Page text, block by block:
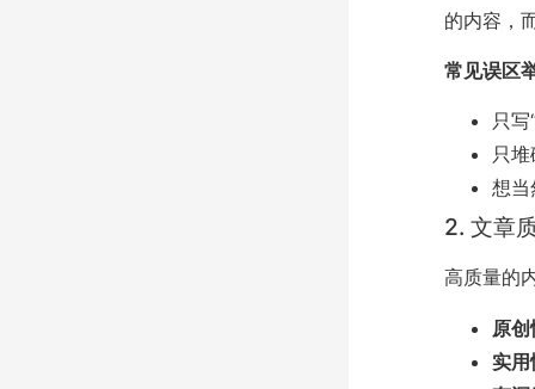
的内容，
常见误区
只
只
想当
2. 文章
高质量的
原创
实用